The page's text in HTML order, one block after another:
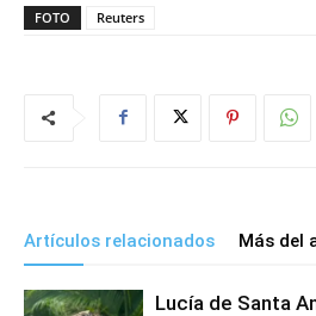
FOTO Reuters
Artículos relacionados Más del
Lucía de Santa